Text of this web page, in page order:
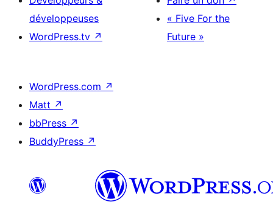
développeuses
WordPress.tv ↗
« Five For the
Future »
WordPress.com ↗
Matt ↗
bbPress ↗
BuddyPress ↗